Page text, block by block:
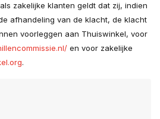
zakelijke klanten geldt dat zij, indien
afhandeling van de klacht, de klacht
voorleggen aan Thuiswinkel, voor
en voor zakelijke
.